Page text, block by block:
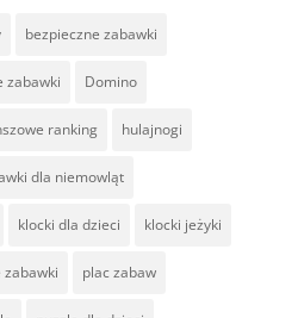
bezpieczne zabawki
zabawki Domino
ranking hulajnogi
dla niemowląt
klocki dla dzieci klocki jeżyki
zabawki plac zabaw